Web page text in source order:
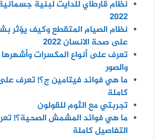
نظام قارطاي للدايت لبنية
2022
نظام الصيام المتقطع وكيف يؤثر
على صحة الانسان 2022
تعرف على أنواع المكسرات وأشهرها
والصور
ما هي فوائد فيتامين ج؟! تعرف
كاملة
تجربتي مع الثوم للقولون
ما هي فوائد المشمش الصحية؟!
التفاصيل كاملة